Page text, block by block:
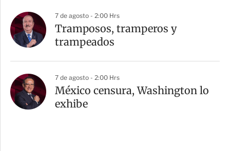
7 de agosto - 2:00 Hrs
Tramposos, tramperos y
trampeados
7 de agosto - 2:00 Hrs
México censura, Washington lo
exhibe